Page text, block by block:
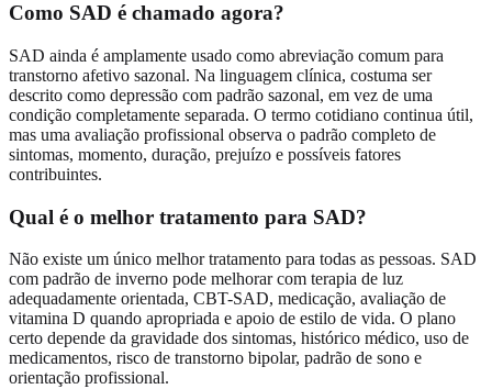
Como SAD é chamado agora?
SAD ainda é amplamente usado como abreviação comum para
transtorno afetivo sazonal. Na linguagem clínica, costuma ser
descrito como depressão com padrão sazonal, em vez de uma
condição completamente separada. O termo cotidiano continua útil,
mas uma avaliação profissional observa o padrão completo de
sintomas, momento, duração, prejuízo e possíveis fatores
contribuintes.
Qual é o melhor tratamento para SAD?
Não existe um único melhor tratamento para todas as pessoas. SAD
com padrão de inverno pode melhorar com terapia de luz
adequadamente orientada, CBT-SAD, medicação, avaliação de
vitamina D quando apropriada e apoio de estilo de vida. O plano
certo depende da gravidade dos sintomas, histórico médico, uso de
medicamentos, risco de transtorno bipolar, padrão de sono e
orientação profissional.